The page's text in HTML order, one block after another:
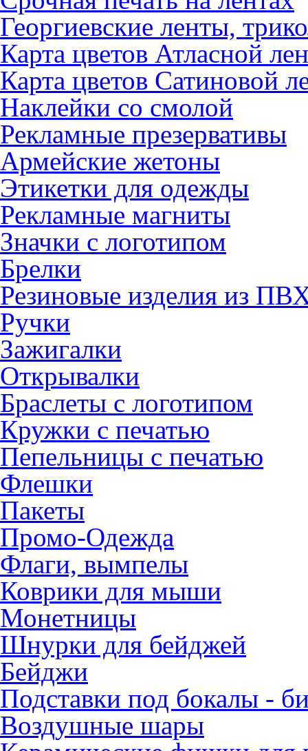
Георгиевские ленты,
Карта цветов Атласной
Карта цветов Сатиновой
Наклейки со смолой
Рекламные презервативы
Армейские жетоны
Этикетки для одежды
Рекламные магниты
Значки с логотипом
Брелки
Резиновые изделия из
Ручки
Зажигалки
Открывалки
Браслеты с логотипом
Кружки с печатью
Пепельницы с печатью
Флешки
Пакеты
Промо-Одежда
Флаги, вымпелы
Коврики для мыши
Монетницы
Шнурки для бейджей
Бейджи
Подставки под бокалы -
Воздушные шары